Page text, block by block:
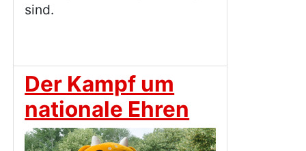
sind.
Der Kampf um
nationale Ehren